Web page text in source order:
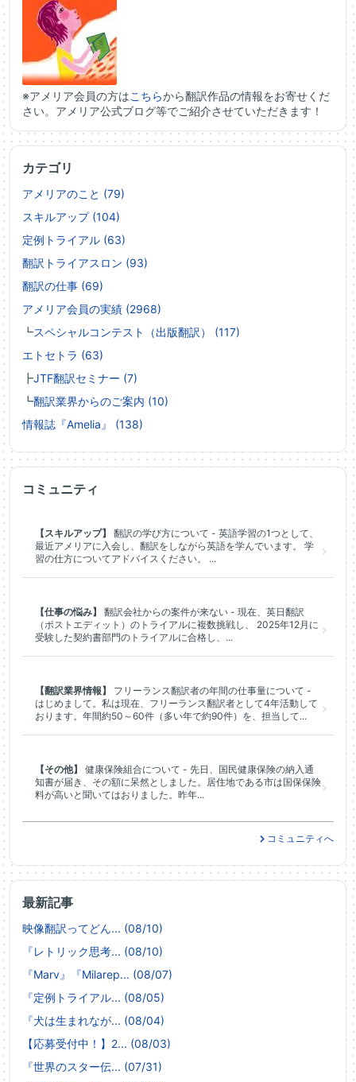
※アメリア会員の方はこちらから翻訳作品の情報をお寄せくだ
さい。アメリア公式ブログ等でご紹介させていただきます！
カテゴリ
アメリアのこと (79)
スキルアップ (104)
定例トライアル (63)
翻訳トライアスロン (93)
翻訳の仕事 (69)
アメリア会員の実績 (2968)
┗スペシャルコンテスト（出版翻訳） (117)
エトセトラ (63)
┣JTF翻訳セミナー (7)
┗翻訳業界からのご案内 (10)
情報誌『Amelia』 (138)
最新記事
映像翻訳ってどん... (08/10)
『レトリック思考... (08/10)
『Marv』『Milarep... (08/07)
『定例トライアル... (08/05)
『犬は生まれなが... (08/04)
【応募受付中！】2... (08/03)
『世界のスター伝... (07/31)
コミュニティ
【スキルアップ】
翻訳の学び方について - 英語学習の1つとして、
最近アメリアに入会し、翻訳をしながら英語を学んでいます。 学
習の仕方についてアドバイスください。 ...
【仕事の悩み】
翻訳会社からの案件が来ない - 現在、英日翻訳
（ポストエディット）のトライアルに複数挑戦し、 2025年12月に
受験した契約書部門のトライアルに合格し、...
【翻訳業界情報】
フリーランス翻訳者の年間の仕事量について -
はじめまして。私は現在、フリーランス翻訳者として4年活動して
おります。年間約50～60件（多い年で約90件）を、担当して...
【その他】
健康保険組合について - 先日、国民健康保険の納入通
知書が届き、その額に呆然としました。居住地である市は国保保険
料が高いと聞いてはおりました。昨年...
コミュニティへ